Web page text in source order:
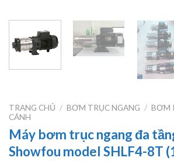
TRANG CHỦ / BƠM TRỤC NGANG / BƠM
CÁNH
Máy bơm trục ngang đa
Showfou model SHLF4-8T